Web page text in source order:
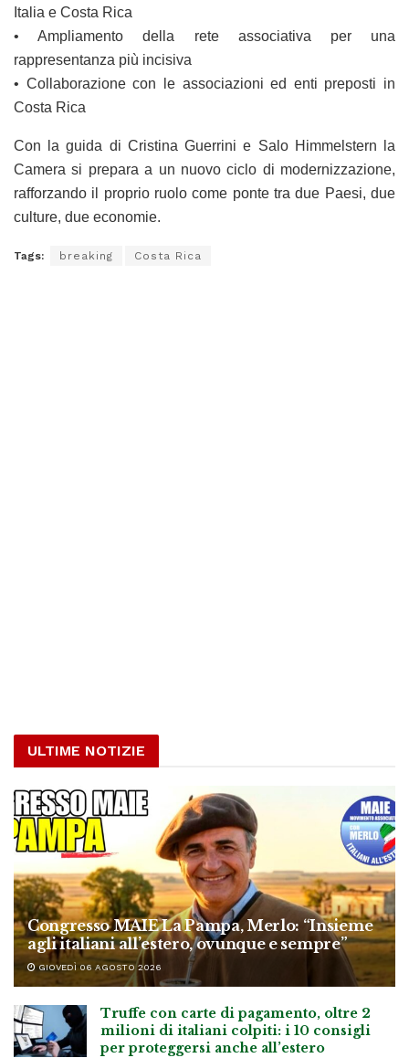
Italia e Costa Rica
• Ampliamento della rete associativa per una
rappresentanza più incisiva
• Collaborazione con le associazioni ed enti preposti in
Costa Rica
Con la guida di Cristina Guerrini e Salo Himmelstern la
Camera si prepara a un nuovo ciclo di modernizzazione,
rafforzando il proprio ruolo come ponte tra due Paesi, due
culture, due economie.
Tags: breaking Costa Rica
ULTIME NOTIZIE
Congresso MAIE La Pampa, Merlo: “Insieme
agli italiani all’estero, ovunque e sempre”
GIOVEDÌ 06 AGOSTO 2026
Truffe con carte di pagamento, oltre 2
milioni di italiani colpiti: i 10 consigli
per proteggersi anche all’estero